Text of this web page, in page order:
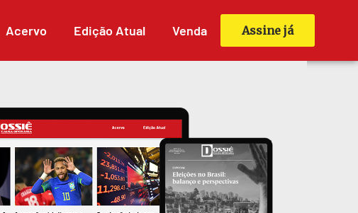
Acervo Edição Atual Venda Assine já